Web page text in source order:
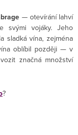
— otevírání lahví
svými vojáky. Jeho
sladká vína, zejména
oblíbil později — v
značná množství
?